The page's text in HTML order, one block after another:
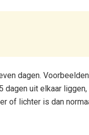
dagen.
dagen uit elkaar
of lichter is dan